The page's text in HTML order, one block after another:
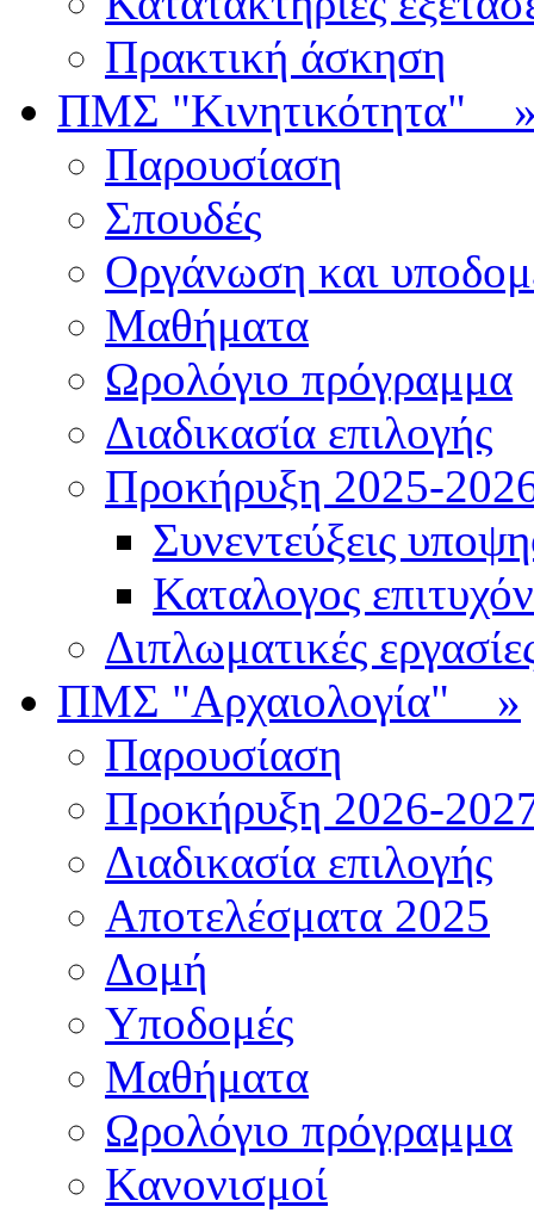
Πρακτική άσκηση
ΠΜΣ "Κινητικότητα"
Παρουσίαση
Σπουδές
Οργάνωση και
Μαθήματα
Ωρολόγιο πρόγραμμα
Διαδικασία επιλογής
Πρoκήρυξη 2025-
Συνεντεύξεις
Καταλογος
Διπλωματικές
ΠΜΣ "Αρχαιολογία" »
Παρουσίαση
Προκήρυξη 2026-
Διαδικασία επιλογής
Αποτελέσματα 2025
Δομή
Υποδομές
Μαθήματα
Ωρολόγιο πρόγραμμα
Κανονισμοί